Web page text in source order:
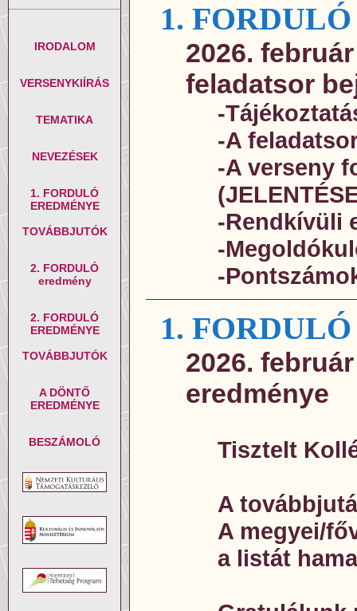
IRODALOM
VERSENYKIÍRÁS
TEMATIKA
NEVEZÉSEK
1. FORDULÓ
EREDMÉNYE
TOVÁBBJUTÓK
2. FORDULÓ
eredmény
2. FORDULÓ
EREDMÉNYE
TOVÁBBJUTÓK
A DÖNTŐ
EREDMÉNYE
BESZÁMOLÓ
1.
2026.
feladatsor
-
-A
-A verseny
-Rendkívüli
-
-
1.
2026.
eredménye
Tisztelt
A
A megyei/
a listát